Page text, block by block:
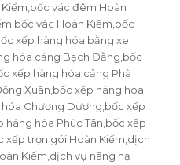
bốc vác đêm Hoàn
bốc vác Hoàn Kiếm bốc
xếp hàng hóa bằng xe
hóa cảng Bạch Đằng bốc
xếp hàng hóa cảng Phà
Xuân bốc xếp hàng hóa
Chương Dương bốc xếp
hàng hóa Phúc Tân bốc xếp
xếp trọn gói Hoàn Kiếm dịch
Kiếm dịch vụ nâng hạ